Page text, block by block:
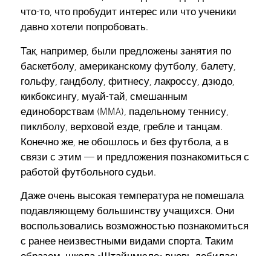
что-то, что пробудит интерес или что ученики
давно хотели попробовать.
Так, например, были предложены занятия по
баскетболу, американскому футболу, балету,
гольфу, гандболу, фитнесу, лакроссу, дзюдо,
кикбоксингу, муай-тай, смешанным
единоборствам (MMA), падельному теннису,
пиклболу, верховой езде, гребле и танцам.
Конечно же, не обошлось и без футбола, а в
связи с этим — и предложения познакомиться с
работой футбольного судьи.
Даже очень высокая температура не помешала
подавляющему большинству учащихся. Они
воспользовались возможностью познакомиться
с ранее неизвестными видами спорта. Таким